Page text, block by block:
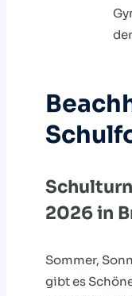
2026 in
Sommer,
gibt es